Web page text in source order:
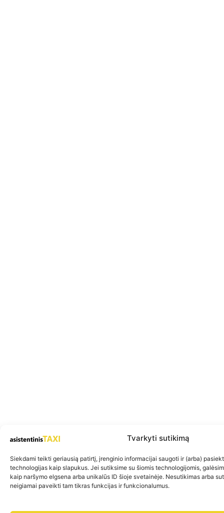
Tvarkyti sutikimą
Siekdami teikti geriausią patirtį, įrenginio informacijai saugoti ir (arba)
technologijas kaip slapukus. Jei sutiksime su šiomis technologijomis,
kaip naršymo elgsena arba unikalūs ID šioje svetainėje. Nesutikimas arba
neigiamai paveikti tam tikras funkcijas ir funkcionalumus.